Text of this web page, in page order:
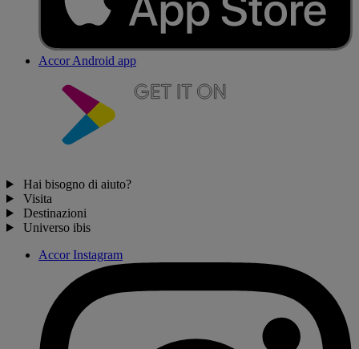
Accor Android app
Hai bisogno di aiuto?
Visita
Destinazioni
Universo ibis
Accor Instagram